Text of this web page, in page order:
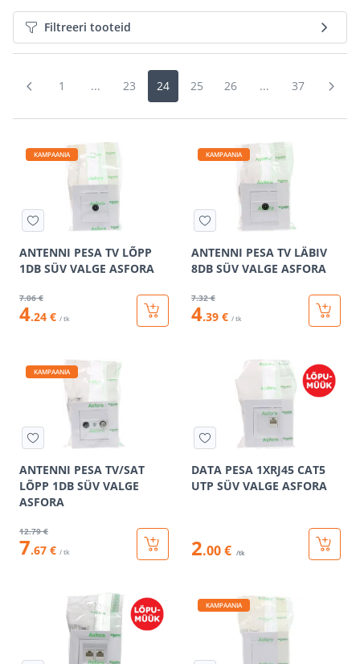
Filtreeri tooteid
1 ... 23 24 25 26 ... 37
KAMPAANIA
ANTENNI PESA TV LÕPP
1DB SÜV VALGE ASFORA
7.06 €
4.24 € / tk
KAMPAANIA
ANTENNI PESA TV LÄBIV
8DB SÜV VALGE ASFORA
7.32 €
4.39 € / tk
KAMPAANIA
ANTENNI PESA TV/SAT
LÕPP 1DB SÜV VALGE
ASFORA
12.79 €
7.67 € / tk
DATA PESA 1XRJ45 CAT5
UTP SÜV VALGE ASFORA
2.00 € /tk
KAMPAANIA